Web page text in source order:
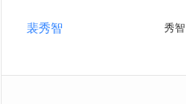
裴秀智 秀智